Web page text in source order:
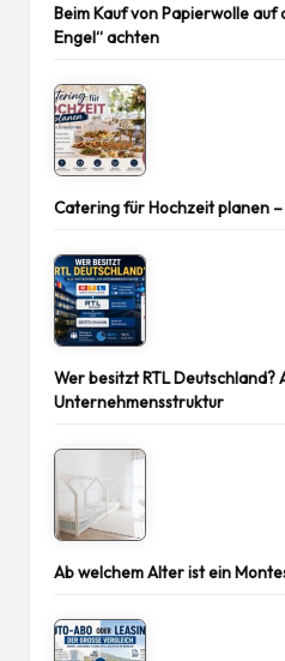
Beim Kauf von Papierwolle auf
Engel“ achten
Catering für Hochzeit planen
Wer besitzt RTL
Unternehmensstruktur
Ab welchem Alter ist ein